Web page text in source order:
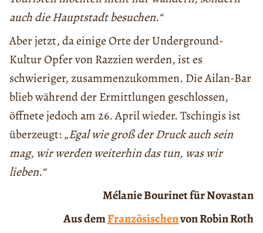
auch die Hauptstadt besuchen.“
Aber jetzt, da einige Orte der Underground-
Kultur Opfer von Razzien werden, ist es
schwieriger, zusammenzukommen. Die Ailan-Bar
blieb während der Ermittlungen geschlossen,
öffnete jedoch am 26. April wieder. Tschingis ist
überzeugt: „Egal wie groß der Druck auch sein
mag, wir werden weiterhin das tun, was wir
lieben.“
Mélanie Bourinet für Novastan
Aus demFranzösischenvon Robin Roth